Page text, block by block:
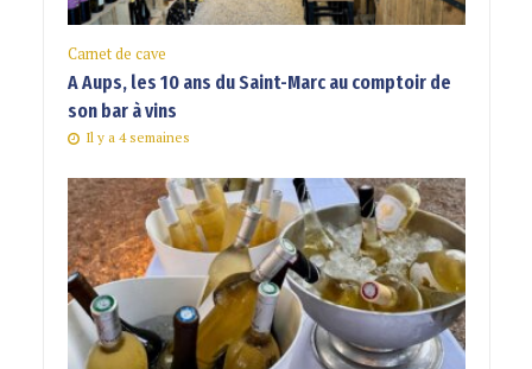
Carnet de cave
A Aups, les 10 ans du Saint-Marc au comptoir de
son bar à vins
Il y a 4 semaines